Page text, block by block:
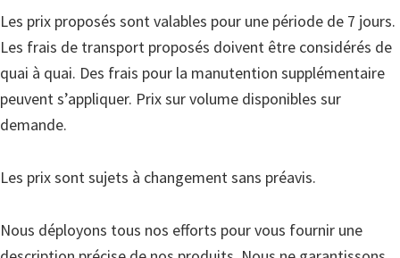
Les prix proposés sont valables pour une période de 7 jours.
Les frais de transport proposés doivent être considérés de
quai à quai. Des frais pour la manutention supplémentaire
peuvent s’appliquer. Prix sur volume disponibles sur
demande.
Les prix sont sujets à changement sans préavis.
Nous déployons tous nos efforts pour vous fournir une